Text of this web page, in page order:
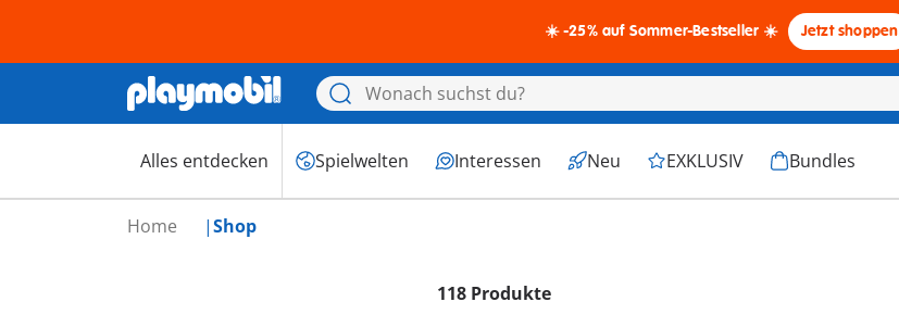
☀️ -25% auf Sommer-Bestseller ☀️ Jetzt shoppen
Alles entdecken Spielwelten Interessen Neu EXKLUSIV Bundles
Home Shop
118 Produkte